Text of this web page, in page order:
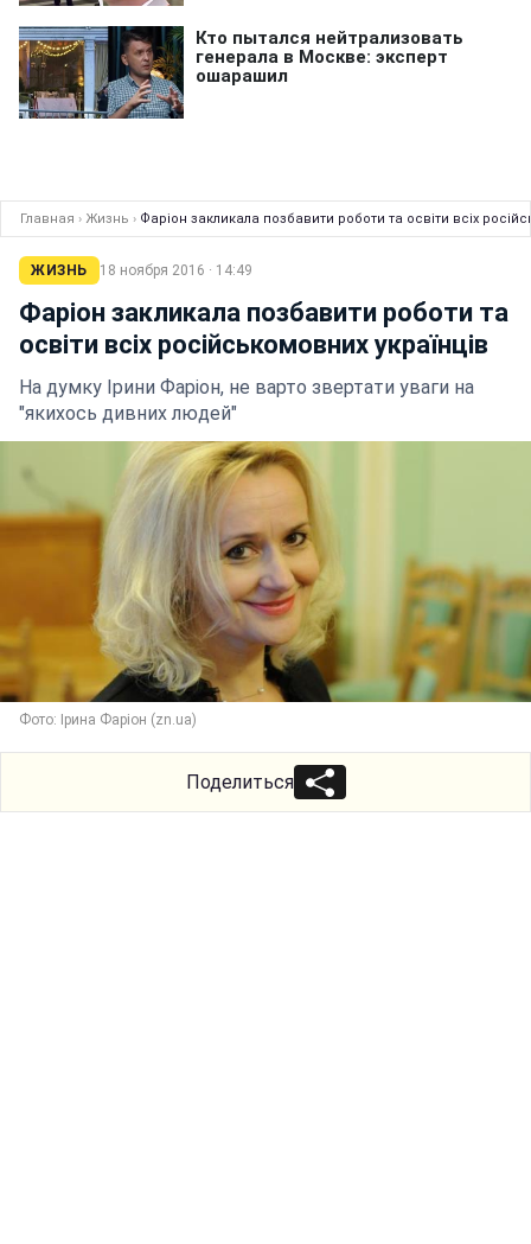
Главная › Жизнь › Фаріон закликала позбавити роботи та освіти всіх
ЖИЗНЬ 18 ноября 2016 · 14:49
Фаріон закликала позбавити роботи та
освіти всіх російськомовних українців
На думку Ірини Фаріон, не варто звертати уваги на
"якихось дивних людей"
Фото: Ірина Фаріон (zn.ua)
Поделиться